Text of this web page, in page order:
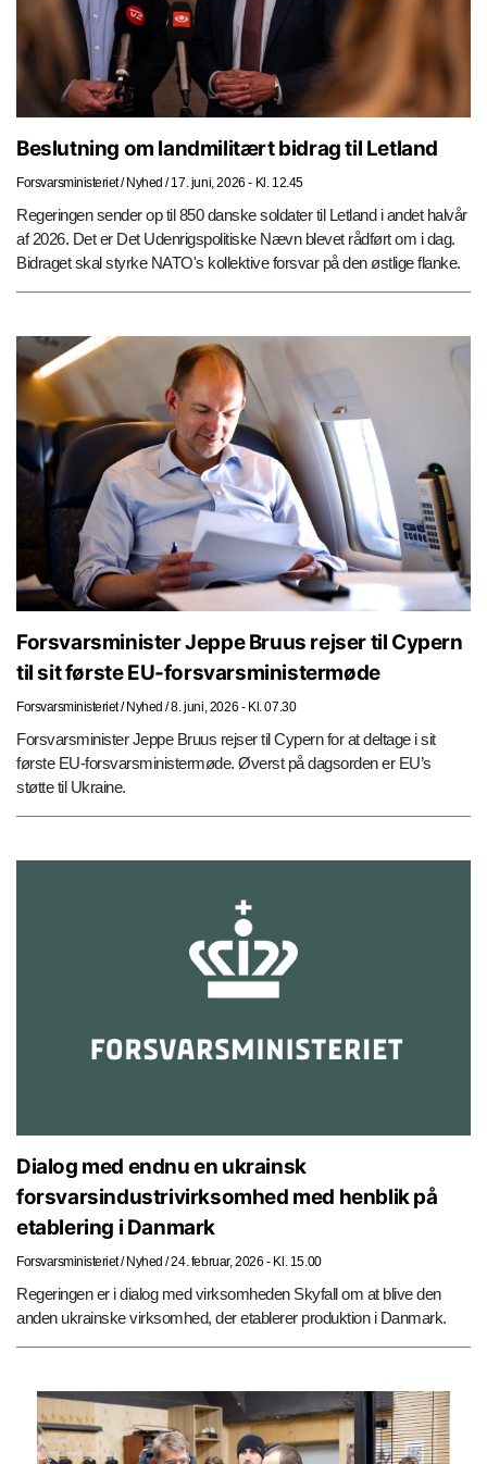
Beslutning om landmilitært bidrag til Letland
Forsvarsministeriet/ Nyhed / 17. juni, 2026 - Kl. 12.45
Regeringen sender op til 850 danske soldater til Letland i andet halvår
af 2026. Det er Det Udenrigspolitiske Nævn blevet rådført om i dag.
Bidraget skal styrke NATO's kollektive forsvar på den østlige flanke.
Forsvarsminister Jeppe Bruus rejser til Cypern
til sit første EU-forsvarsministermøde
Forsvarsministeriet/ Nyhed /8. juni, 2026 - Kl. 07.30
Forsvarsminister Jeppe Bruus rejser til Cypern for at deltage i sit
første EU-forsvarsministermøde. Øverst på dagsorden er EU’s
støtte til Ukraine.
Dialog med endnu en ukrainsk
forsvarsindustrivirksomhed med henblik på
etablering i Danmark
Forsvarsministeriet/ Nyhed /24. februar, 2026 - Kl. 15.00
Regeringen er i dialog med virksomheden Skyfall om at blive den
anden ukrainske virksomhed, der etablerer produktion i Danmark.